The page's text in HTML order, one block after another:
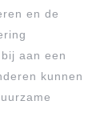
en de
aan een
kunnen